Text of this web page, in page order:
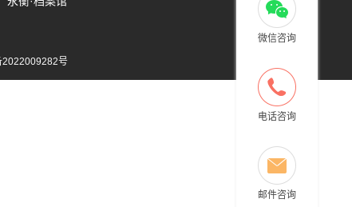
2022009282号
微信咨询
电话咨询
邮件咨询